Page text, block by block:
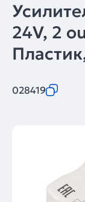
24V, 2
028419